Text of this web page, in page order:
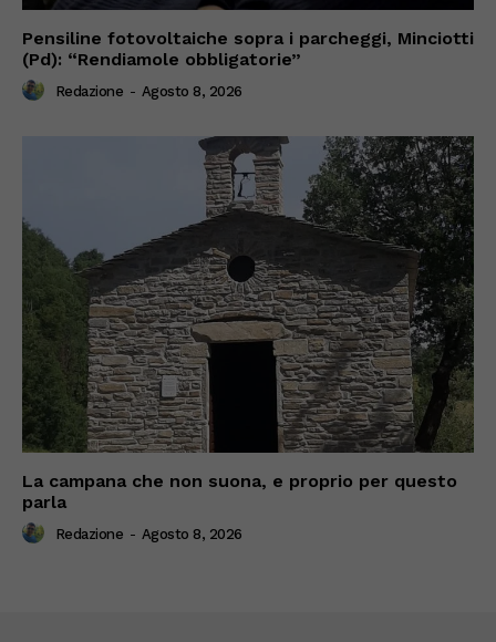
Pensiline fotovoltaiche sopra i parcheggi, Minciotti
(Pd): “Rendiamole obbligatorie”
Redazione - Agosto 8, 2026
La campana che non suona, e proprio per questo
parla
Redazione - Agosto 8, 2026